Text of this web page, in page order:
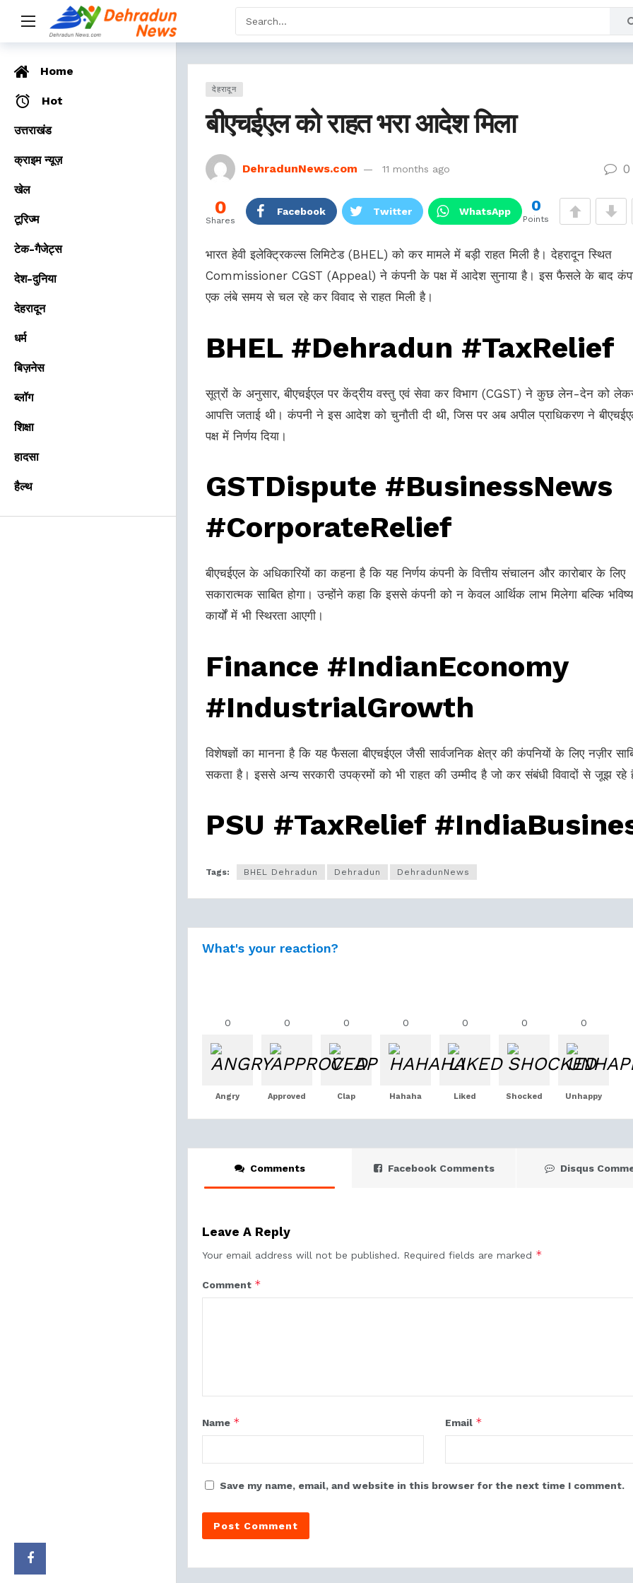
देहरादून
बीएचईएल को राहत भरा आदेश मिला
DehradunNews.com 11 months ago 0
0
Shares
Facebook Twitter WhatsApp 0
Points
भारत हेवी इलेक्ट्रिकल्स लिमिटेड (BHEL) को कर मामले में बड़ी राहत मिली है। देहरादून स्थित
Commissioner CGST (Appeal) ने कंपनी के पक्ष में आदेश सुनाया है। इस फैसले के बाद
एक लंबे समय से चल रहे कर विवाद से राहत मिली है।
BHEL #Dehradun #TaxRelief
सूत्रों के अनुसार, बीएचईएल पर केंद्रीय वस्तु एवं सेवा कर विभाग (CGST) ने कुछ लेन-देन को
आपत्ति जताई थी। कंपनी ने इस आदेश को चुनौती दी थी, जिस पर अब अपील प्राधिकरण ने
पक्ष में निर्णय दिया।
GSTDispute #BusinessNews
#CorporateRelief
बीएचईएल के अधिकारियों का कहना है कि यह निर्णय कंपनी के वित्तीय संचालन और कारोबार के लिए
सकारात्मक साबित होगा। उन्होंने कहा कि इससे कंपनी को न केवल आर्थिक लाभ मिलेगा बल्कि
कार्यों में भी स्थिरता आएगी।
Finance #IndianEconomy
#IndustrialGrowth
विशेषज्ञों का मानना है कि यह फैसला बीएचईएल जैसी सार्वजनिक क्षेत्र की कंपनियों के लिए नज़ीर
सकता है। इससे अन्य सरकारी उपक्रमों को भी राहत की उम्मीद है जो कर संबंधी विवादों से जूझ रहे
PSU #TaxRelief
Tags: BHEL Dehradun Dehradun DehradunNews
What's your reaction?
0
Angry
0
Approved
0
Clap
0
Hahaha
0
Liked
0
Shocked
0
Unhappy
Comments Facebook Comments Disqus
Leave A Reply
Your email address will not be published. Required fields are marked *
Comment *
Name * Email *
Save my name, email, and website in this browser for the next time I comment.
Home
Hot
उत्तराखंड
क्राइम न्यूज़
खेल
टूरिज्म
टेक-गैजेट्स
देश-दुनिया
देहरादून
धर्म
बिज़नेस
ब्लॉग
शिक्षा
हादसा
हैल्थ